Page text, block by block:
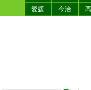
愛媛
今治